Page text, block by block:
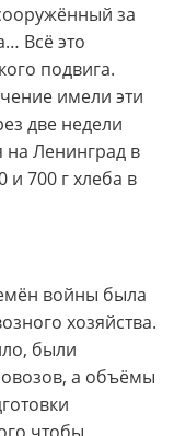
за
Всё это
подвига.
имели эти
две недели
на Ленинград в
и 700 г хлеба в
войны была
хозяйства.
были
а объёмы